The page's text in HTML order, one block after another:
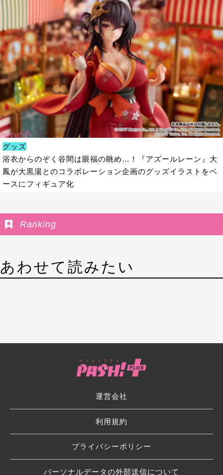
グッズ
浴衣からのぞく谷間は眼福の眺め…！『アズールレーン』大
鳳が大黒湯とのコラボレーション企画のグッズイラストをベ
ースにフィギュア化
Ranking
あわせて読みたい
運営会社
利用規約
プライバシーポリシー
パーソナルデータの外部送信について